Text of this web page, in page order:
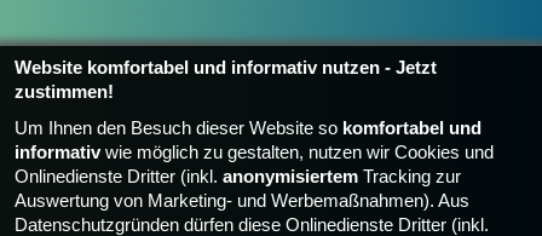
Website komfortabel und informativ nutzen - Jetzt
zustimmen!
Um Ihnen den Besuch dieser Website so komfortabel und
informativwie möglich zu gestalten, nutzen wir Cookies und
Onlinedienste Dritter (inkl. anonymisiertemTracking zur
Auswertung von Marketing- und Werbemaßnahmen). Aus
Datenschutzgründen dürfen diese Onlinedienste Dritter (inkl.